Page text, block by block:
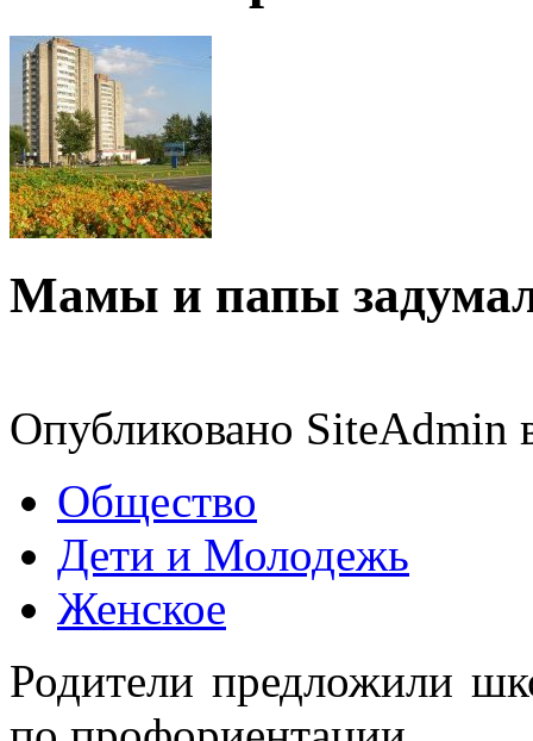
Мамы и папы
Опубликовано
Общество
Дети и Молодежь
Женское
Родители предложили